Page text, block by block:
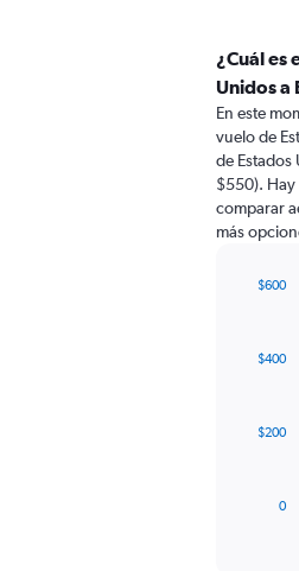
¿Cuál es
Unidos a
En este
vuelo de
de Estados
$550).
comparar
más
12
The
0
$200
$400
$600